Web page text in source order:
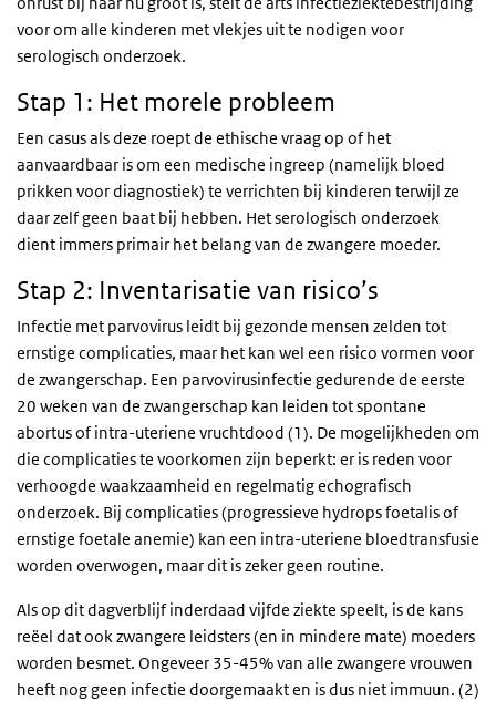
voor om alle kinderen met vlekjes uit te nodigen voor
serologisch onderzoek.
Stap 1: Het morele probleem
Een casus als deze roept de ethische vraag op of het
aanvaardbaar is om een medische ingreep (namelijk bloed
prikken voor diagnostiek) te verrichten bij kinderen terwijl ze
daar zelf geen baat bij hebben. Het serologisch onderzoek
dient immers primair het belang van de zwangere moeder.
Stap 2: Inventarisatie van risico’s
Infectie met parvovirus leidt bij gezonde mensen zelden tot
ernstige complicaties, maar het kan wel een risico vormen voor
de zwangerschap. Een parvovirusinfectie gedurende de eerste
20 weken van de zwangerschap kan leiden tot spontane
abortus of intra-uteriene vruchtdood (1). De mogelijkheden om
die complicaties te voorkomen zijn beperkt: er is reden voor
verhoogde waakzaamheid en regelmatig echografisch
onderzoek. Bij complicaties (progressieve hydrops foetalis of
ernstige foetale anemie) kan een intra-uteriene bloedtransfusie
worden overwogen, maar dit is zeker geen routine.
Als op dit dagverblijf inderdaad vijfde ziekte speelt, is de kans
reëel dat ook zwangere leidsters (en in mindere mate) moeders
worden besmet. Ongeveer 35-45% van alle zwangere vrouwen
heeft nog geen infectie doorgemaakt en is dus niet immuun. (2)